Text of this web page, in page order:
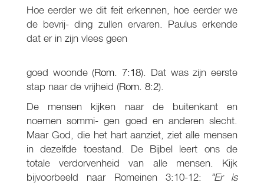
Hoe eerder we dit feit erkennen, hoe eerder we
de bevrij- ding zullen ervaren. Paulus erkende
dat er in zijn vlees geen
goed woonde (Rom. 7:18). Dat was zijn eerste
stap naar de vrijheid (Rom. 8:2).
De mensen kijken naar de buitenkant en
noemen sommi- gen goed en anderen slecht.
Maar God, die het hart aanziet, ziet alle mensen
in dezelfde toestand. De Bijbel leert ons de
totale verdorvenheid van alle mensen. Kijk
bijvoorbeeld naar Romeinen 3:10-12:
"Er is